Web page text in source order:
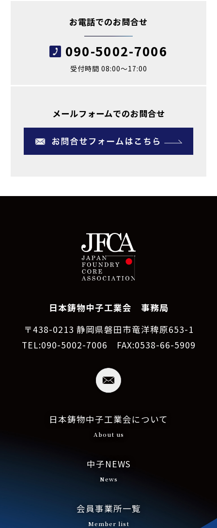
お電話でのお問合せ
090-5002-7006
受付時間 08:00～17:00
メールフォームでのお問合せ
日本鋳物中子工業会 事務局
〒438-0213 静岡県磐田市竜洋稗原653-1
TEL:090-5002-7006 FAX:0538-66-5909
日本鋳物中子工業会について
About us
中子NEWS
News
会員事業所一覧
Member list